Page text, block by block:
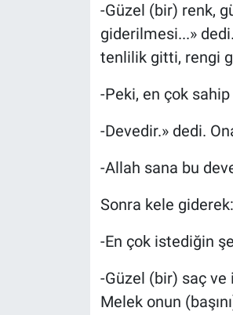
-Güzel (bir) renk,
giderilmesi...»
tenlilik gitti, rengi
-Peki, en çok
-Devedir.» dedi.
-Allah sana bu
Sonra kele giderek:
-En çok istediğin
-Güzel (bir) saç ve
Melek onun